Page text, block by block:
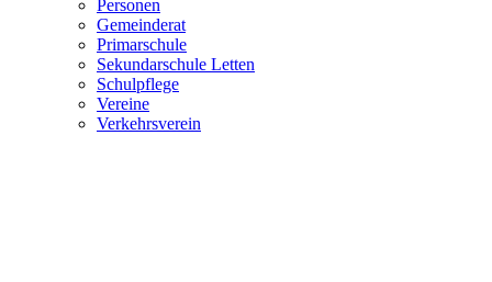
Personen
Gemeinderat
Primarschule
Sekundarschule Letten
Schulpflege
Vereine
Verkehrsverein